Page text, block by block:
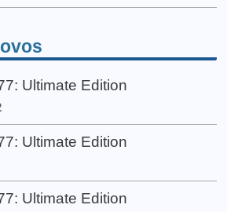
Ultimate Edition
Ultimate Edition
Ultimate Edition